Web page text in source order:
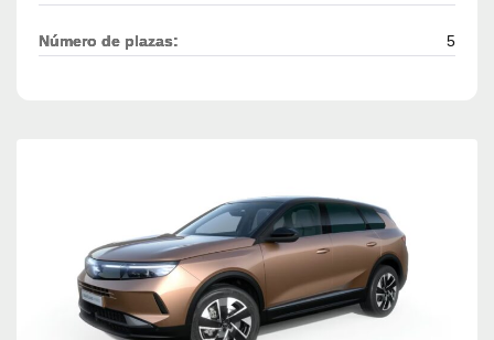
Número de plazas: 5